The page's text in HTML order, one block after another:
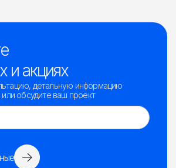
и акциях
детальную информацию
или обсудите ваш проект